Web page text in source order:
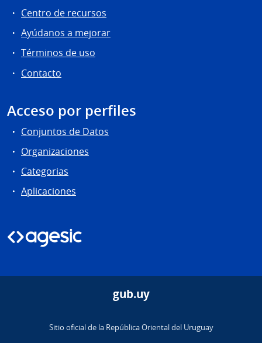
Centro de recursos
Ayúdanos a mejorar
Términos de uso
Contacto
Acceso por perfiles
Conjuntos de Datos
Organizaciones
Categorias
Aplicaciones
gub.uy
Sitio oficial de la República Oriental del Uruguay